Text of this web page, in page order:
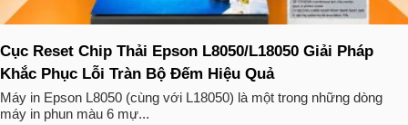
Cục Reset Chip Thải Epson L8050/L18050 Giải Pháp
Khắc Phục Lỗi Tràn Bộ Đếm Hiệu Quả
Máy in Epson L8050 (cùng với L18050) là một trong những dòng
máy in phun màu 6 mự...